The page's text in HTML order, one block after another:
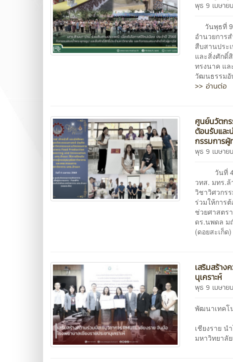
พุธ 9 เมษาย
วันพุธที่ 9
อำนวยการ
สืบสานประ
และสิ่งศักดิ์
ทรงนาค แล
วัฒนธรรมอั
>> อ่านต่อ
ศูนย์นวัตกร
ต้อนรับแล
กรรมการ
พุธ 9 เมษาย
วันที่ 4 เม
วทส. มทร.
วิชาวิศวกร
ร่วมให้การ
ช่วยศาสตร
ดร.นพดล ม
(ดอยสะเก็ด
เสริมสร้าง
นุเคราะห์
พุธ 9 เมษาย
พัฒนาเทคโ
เมื่อวันที่
เชียงราย น
มหาวิทยาลั